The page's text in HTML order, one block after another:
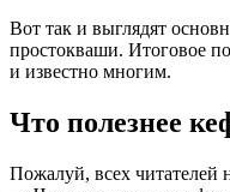
Вот так и выглядят
простокваши. Итоговое
и известно многим.
Что полезнее
Пожалуй, всех читателей